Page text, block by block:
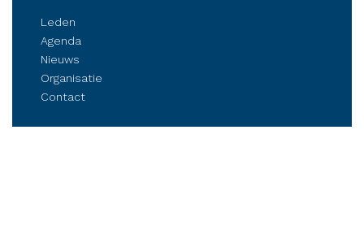
Leden
Agenda
Nieuws
Organisatie
Contact